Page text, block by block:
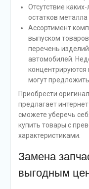
Отсутствие
остатков металла
Ассортимент
выпуском
перечень
автомобилей.
могут
Приобрести
предлагает
сможете уберечь
купить товары с
характеристиками.
Замена
выгодным